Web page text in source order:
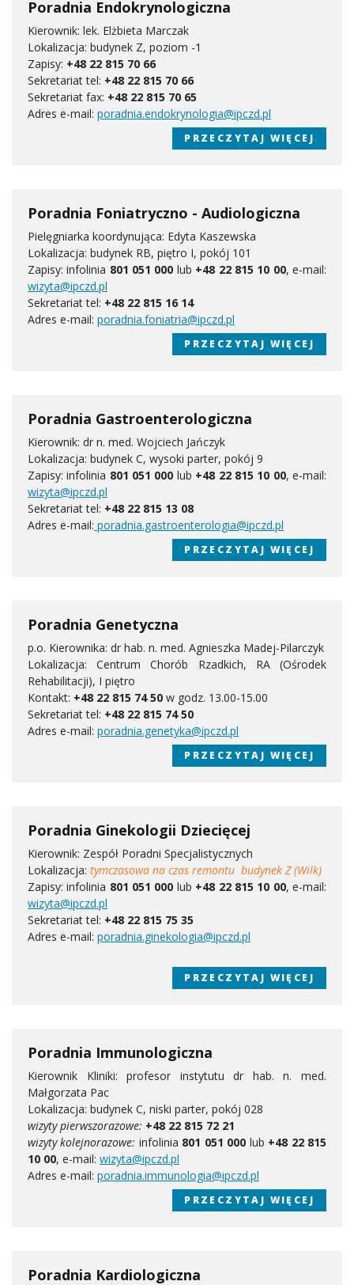
Poradnia Endokrynologiczna
Kierownik: lek. Elżbieta Marczak
Lokalizacja: budynek Z, poziom -1
Zapisy: +48 22 815 70 66
Sekretariat tel: +48 22 815 70 66
Sekretariat fax: +48 22 815 70 65
Adres e-mail: poradnia.endokrynologia@ipczd.pl
PRZECZYTAJ WIĘCEJ
Poradnia Foniatryczno - Audiologiczna
Pielęgniarka koordynująca: Edyta Kaszewska
Lokalizacja: budynek RB, piętro I, pokój 101
Zapisy: infolinia 801 051 000 lub +48 22 815 10 00, e-mail:
wizyta@ipczd.pl
Sekretariat tel: +48 22 815 16 14
Adres e-mail: poradnia.foniatria@ipczd.pl
PRZECZYTAJ WIĘCEJ
Poradnia Gastroenterologiczna
Kierownik: dr n. med. Wojciech Jańczyk
Lokalizacja: budynek C, wysoki parter, pokój 9
Zapisy: infolinia 801 051 000 lub +48 22 815 10 00, e-mail:
wizyta@ipczd.pl
Sekretariat tel: +48 22 815 13 08
Adres e-mail: poradnia.gastroenterologia@ipczd.pl
PRZECZYTAJ WIĘCEJ
Poradnia Genetyczna
p.o. Kierownika: dr hab. n. med. Agnieszka Madej-Pilarczyk
Lokalizacja: Centrum Chorób Rzadkich, RA (Ośrodek
Rehabilitacji), I piętro
Kontakt: +48 22 815 74 50 w godz. 13.00-15.00
Sekretariat tel: +48 22 815 74 50
Adres e-mail: poradnia.genetyka@ipczd.pl
PRZECZYTAJ WIĘCEJ
Poradnia Ginekologii Dziecięcej
Kierownik: Zespół Poradni Specjalistycznych
Lokalizacja: tymczasowa na czas remontu budynek ​Z (Wilk)
Zapisy: infolinia 801 051 000 lub +48 22 815 10 00, e-mail:
wizyta@ipczd.pl
Sekretariat tel: +48 22 815 75 35
Adres e-mail: poradnia.ginekologia@ipczd.pl
PRZECZYTAJ WIĘCEJ
Poradnia Immunologiczna
Kierownik Kliniki: profesor instytutu dr hab. n. med.
Małgorzata Pac
Lokalizacja: budynek C, niski parter, pokój 028
wizyty pierwszorazowe: +48 22 815 72 21
wizyty kolejnorazowe: infolinia 801 051 000 lub +48 22 815
10 00, e-mail: wizyta@ipczd.pl
Adres e-mail: poradnia.immunologia@ipczd.pl
PRZECZYTAJ WIĘCEJ
Poradnia Kardiologiczna